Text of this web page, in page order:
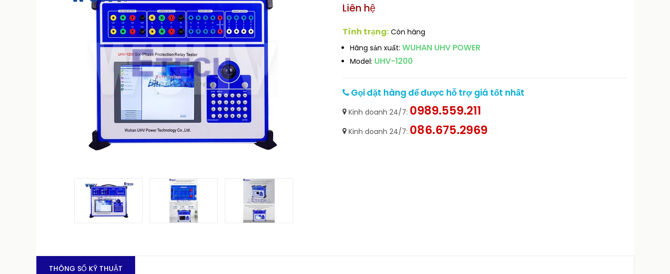
Liên hệ
Tình trạng: Còn hàng
Hãng sản xuất: WUHAN UHV POWER
Model: UHV-1200
Gọi đặt hàng để được hỗ trợ giá tốt nhất
Kinh doanh 24/7: 0989.559.211
Kinh doanh 24/7: 086.675.2969
THÔNG SỐ KỸ THUẬT